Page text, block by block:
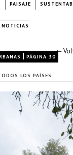
PAISAJE
NOTICIAS
←
| PÁGINA 30
LOS PAÍSES